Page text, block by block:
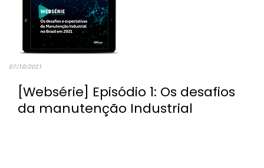
07/10/2021
[Websérie] Episódio 1: Os desafios
da manutenção Industrial